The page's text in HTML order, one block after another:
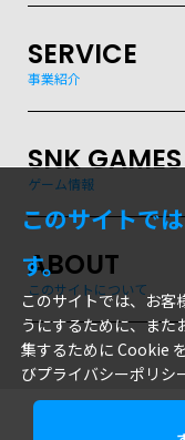
SERVICE
事業紹介
SNK GAMES
ゲーム情報
ABOUT
このサイトについて
このサイトで
す。
このサイトでは、お客
うにするために、また
集するために Cookie
びプライバシーポリシ